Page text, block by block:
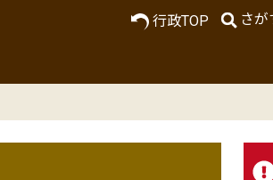
行政TOP さが